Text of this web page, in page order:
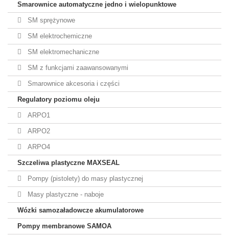
Smarownice automatyczne jedno i wielopunktowe
SM sprężynowe
SM elektrochemiczne
SM elektromechaniczne
SM z funkcjami zaawansowanymi
Smarownice akcesoria i części
Regulatory poziomu oleju
ARPO1
ARPO2
ARPO4
Szczeliwa plastyczne MAXSEAL
Pompy (pistolety) do masy plastycznej
Masy plastyczne - naboje
Wózki samozaładowcze akumulatorowe
Pompy membranowe SAMOA